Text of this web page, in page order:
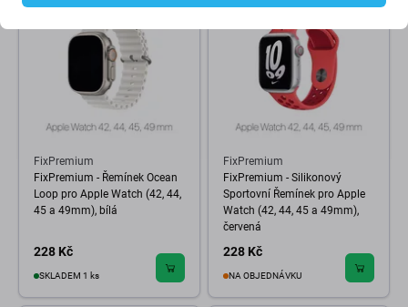
FixPremium
FixPremium - Řemínek Ocean
Loop pro Apple Watch (42, 44,
45 a 49mm), bílá
228 Kč
SKLADEM 1 ks
FixPremium
FixPremium - Silikonový
Sportovní Řemínek pro Apple
Watch (42, 44, 45 a 49mm),
červená
228 Kč
NA OBJEDNÁVKU